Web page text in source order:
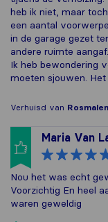
heb ik niet, maar
een aantal
in de garage gezet
andere ruimte
Ik heb bewondering
moeten sjouwen.
Verhuisd van
Maria Van
Nou het was echt
Voorzichtig En heel
waren geweldig